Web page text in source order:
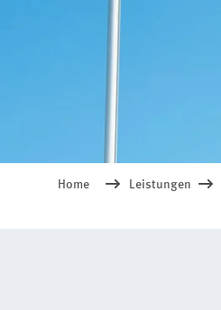
Home Leistungen